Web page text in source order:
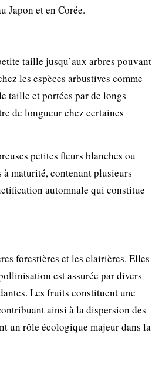
Japon et en Corée.
taille jusqu’aux arbres pouvant
les espèces arbustives comme
taille et portées par de longs
de longueur chez certaines
petites fleurs blanches ou
maturité, contenant plusieurs
automnale qui constitue
forestières et les clairières. Elles
est assurée par divers
Les fruits constituent une
ainsi à la dispersion des
un rôle écologique majeur dans la